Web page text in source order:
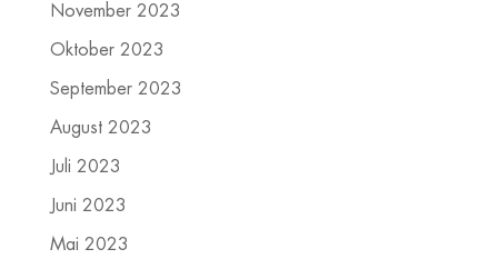
November 2023
Oktober 2023
September 2023
August 2023
Juli 2023
Juni 2023
Mai 2023